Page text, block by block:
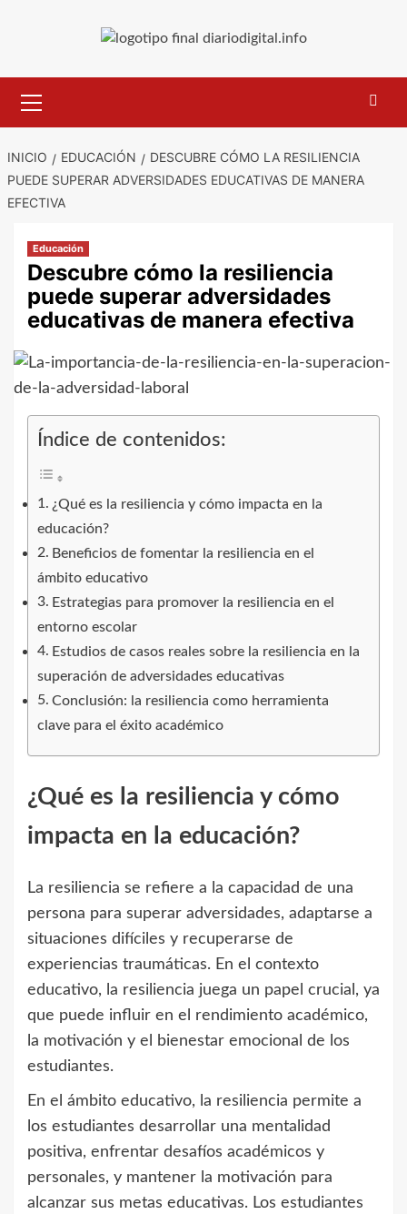
primario
INICIO EDUCACIÓN
DESCUBRE CÓMO LA RESILIENCIA
PUEDE SUPERAR ADVERSIDADES EDUCATIVAS DE MANERA
EFECTIVA
Educación
Descubre cómo la resiliencia
puede superar adversidades
educativas de manera efectiva
Índice de contenidos:
¿Qué es la resiliencia y cómo impacta en la
educación?
Beneficios de fomentar la resiliencia en el
ámbito educativo
Estrategias para promover la resiliencia en el
entorno escolar
Estudios de casos reales sobre la resiliencia en la
superación de adversidades educativas
Conclusión: la resiliencia como herramienta
clave para el éxito académico
¿Qué es la resiliencia y cómo
impacta en la educación?
La resiliencia se refiere a la capacidad de una
persona para superar adversidades, adaptarse a
situaciones difíciles y recuperarse de
experiencias traumáticas. En el contexto
educativo, la resiliencia juega un papel crucial, ya
que puede influir en el rendimiento académico,
la motivación y el bienestar emocional de los
estudiantes.
En el ámbito educativo, la resiliencia permite a
los estudiantes desarrollar una mentalidad
positiva, enfrentar desafíos académicos y
personales, y mantener la motivación para
alcanzar sus metas educativas. Los estudiantes